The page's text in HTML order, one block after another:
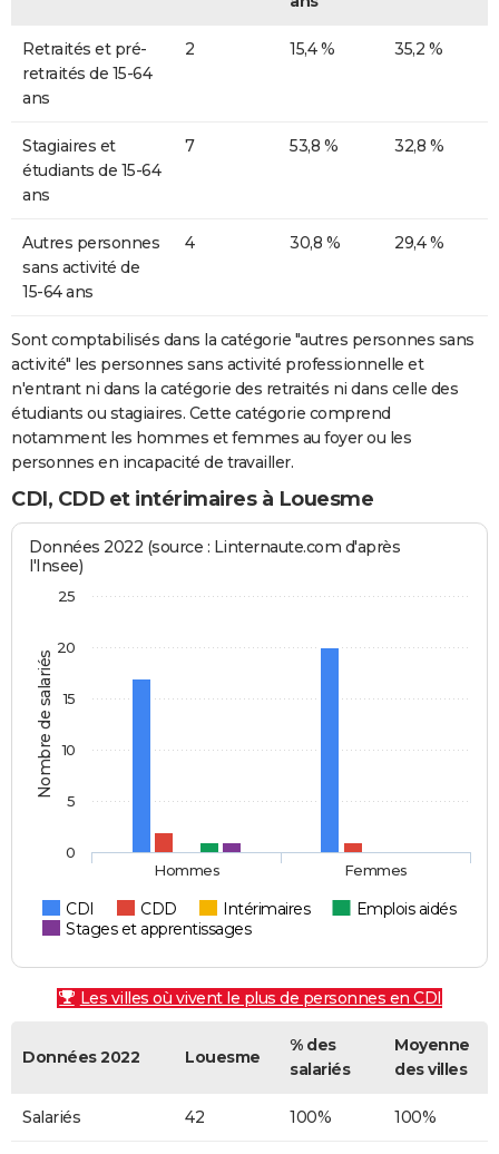
Retraités et pré-
retraités de 15-64
ans
2 15,4 % 35,2 %
Stagiaires et
étudiants de 15-64
ans
7 53,8 % 32,8 %
Autres personnes
sans activité de
15-64 ans
4 30,8 % 29,4 %
Sont comptabilisés dans la catégorie "autres personnes sans
activité" les personnes sans activité professionnelle et
n'entrant ni dans la catégorie des retraités ni dans celle des
étudiants ou stagiaires. Cette catégorie comprend
notamment les hommes et femmes au foyer ou les
personnes en incapacité de travailler.
CDI, CDD et intérimaires à Louesme
Nombre de salariés
Données 2022 (source : Linternaute.com d'après
l'Insee)
CDI CDD Intérimaires
Emplois aidés
Stages et apprentissages
Hommes Femmes
0
5
10
15
20
25
Les villes où vivent le plus de personnes en CDI
Données 2022 Louesme
% des
salariés
Moyenne
des villes
Salariés 42 100% 100%